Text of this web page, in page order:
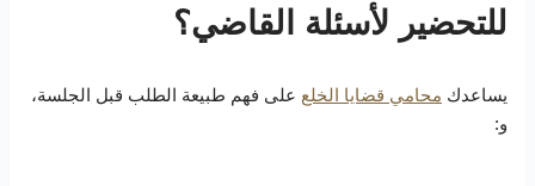
للتحضير لأسئلة القاضي؟
يساعدك محامي قضايا الخلع على فهم طبيعة الطلب قبل الجلسة،
و: